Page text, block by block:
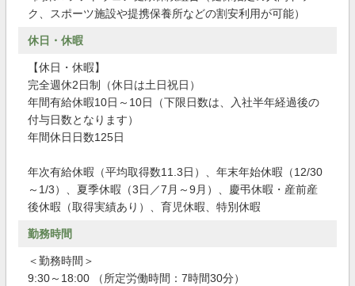
ク、スポーツ施設や提携保養所などの割安利用が可能）
休日・休暇
【休日・休暇】
完全週休2日制（休日は土日祝日）
年間有給休暇10日～10日（下限日数は、入社半年経過後の
付与日数となります）
年間休日日数125日
年次有給休暇（平均取得数11.3日）、年末年始休暇（12/30
～1/3）、夏季休暇（3日／7月～9月）、慶弔休暇・産前産
後休暇（取得実績あり）、育児休暇、特別休暇
勤務時間
＜勤務時間＞
9:30～18:00 （所定労働時間：7時間30分）